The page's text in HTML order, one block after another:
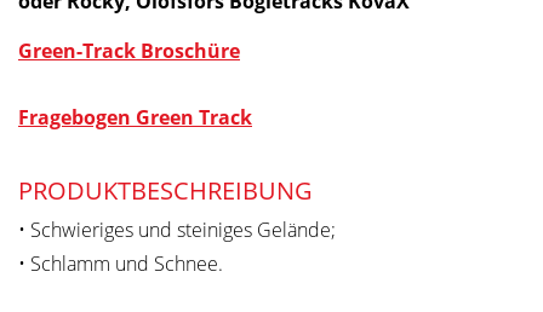
Green-Track Broschüre
Fragebogen Green Track
PRODUKTBESCHREIBUNG
• Schwieriges und steiniges Gelände;
• Schlamm und Schnee.